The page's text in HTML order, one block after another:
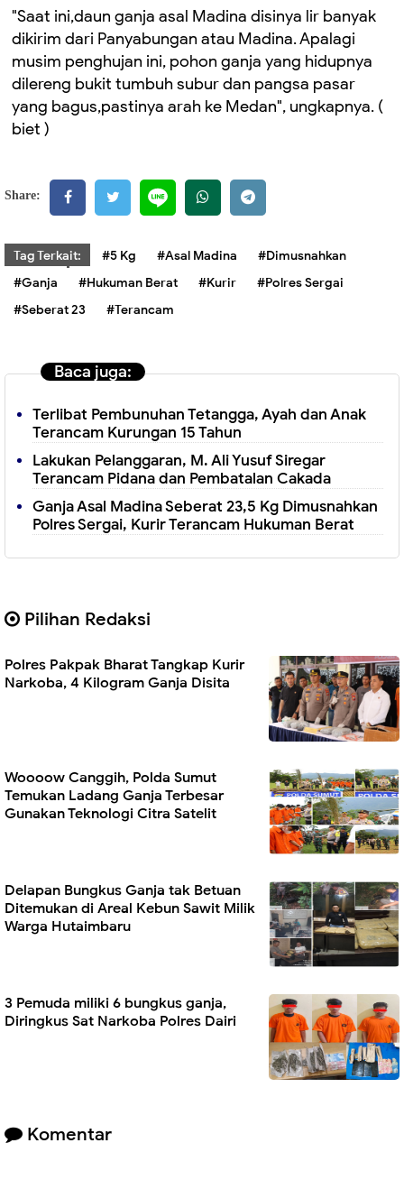
"Saat ini,daun ganja asal Madina disinya lir banyak
dikirim dari Panyabungan atau Madina. Apalagi
musim penghujan ini, pohon ganja yang hidupnya
dilereng bukit tumbuh subur dan pangsa pasar
yang bagus,pastinya arah ke Medan", ungkapnya. (
biet )
Share:
Tag Terkait: #5 Kg #Asal Madina
#Dimusnahkan
#Ganja
#Hukuman Berat #Kurir
#Polres Sergai
#Seberat 23
#Terancam
Baca juga:
Terlibat Pembunuhan Tetangga, Ayah dan Anak
Terancam Kurungan 15 Tahun
Lakukan Pelanggaran, M. Ali Yusuf Siregar
Terancam Pidana dan Pembatalan Cakada
Ganja Asal Madina Seberat 23,5 Kg Dimusnahkan
Polres Sergai, Kurir Terancam Hukuman Berat
Pilihan Redaksi
Polres Pakpak Bharat Tangkap Kurir
Narkoba, 4 Kilogram Ganja Disita
Woooow Canggih, Polda Sumut
Temukan Ladang Ganja Terbesar
Gunakan Teknologi Citra Satelit
Delapan Bungkus Ganja tak Betuan
Ditemukan di Areal Kebun Sawit Milik
Warga Hutaimbaru
3 Pemuda miliki 6 bungkus ganja,
Diringkus Sat Narkoba Polres Dairi
Komentar